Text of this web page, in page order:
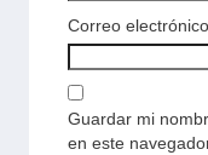
Correo electrónico
Guardar mi
en este